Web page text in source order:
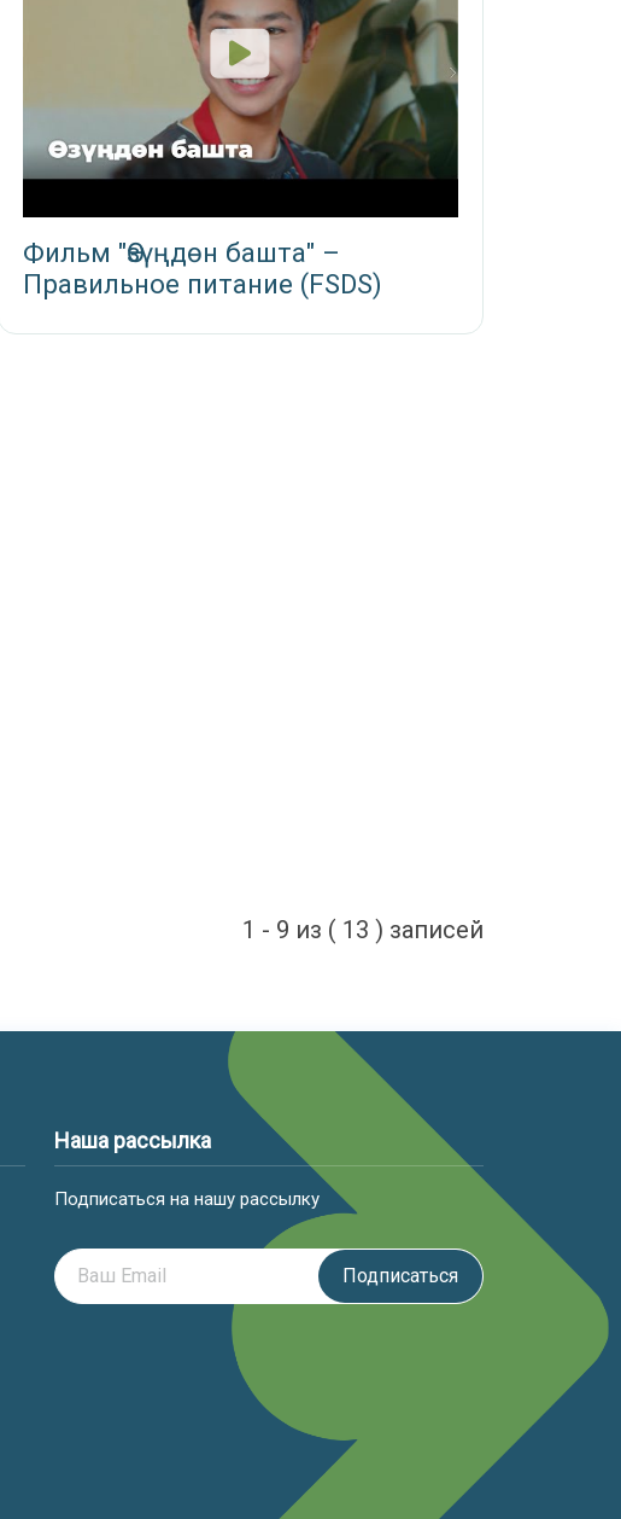
Фильм "Өзүңдөн башта" –
Правильное питание (FSDS)
1 - 9 из ( 13 ) записей
Наша рассылка
Подписаться на нашу рассылку
Подписаться